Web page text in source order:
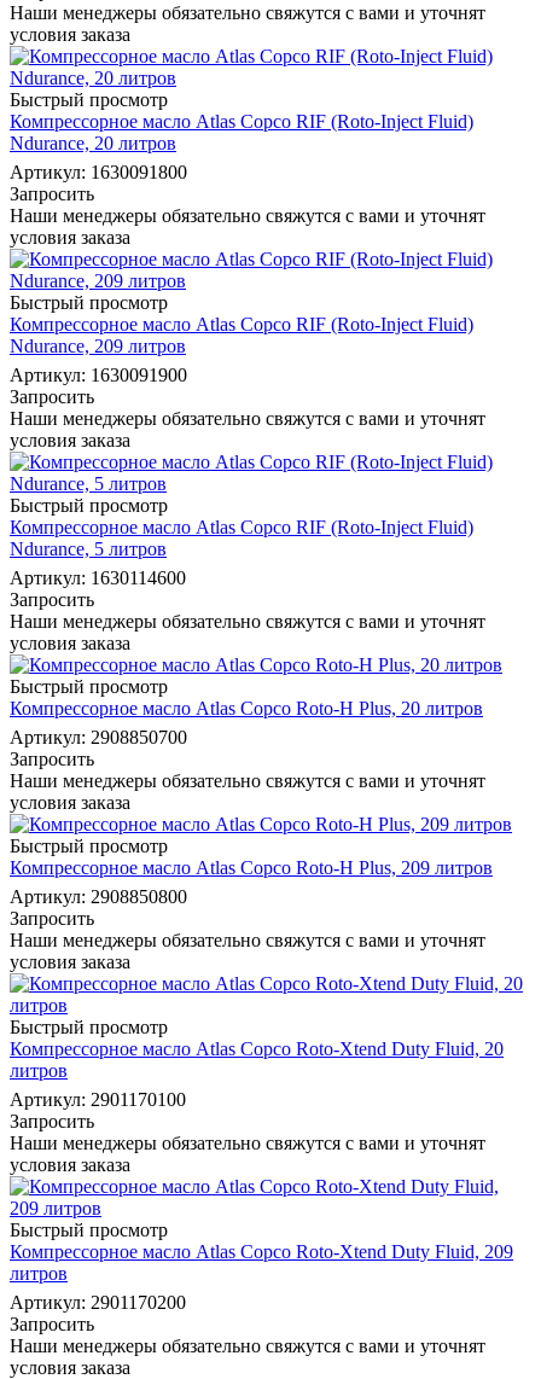
Наши менеджеры обязательно свяжутся с вами и уточнят
условия заказа
Быстрый просмотр
Компрессорное масло Atlas Copco RIF (Roto-Inject Fluid)
Ndurance, 20 литров
Артикул: 1630091800
Запросить
Наши менеджеры обязательно свяжутся с вами и уточнят
условия заказа
Быстрый просмотр
Компрессорное масло Atlas Copco RIF (Roto-Inject Fluid)
Ndurance, 209 литров
Артикул: 1630091900
Запросить
Наши менеджеры обязательно свяжутся с вами и уточнят
условия заказа
Быстрый просмотр
Компрессорное масло Atlas Copco RIF (Roto-Inject Fluid)
Ndurance, 5 литров
Артикул: 1630114600
Запросить
Наши менеджеры обязательно свяжутся с вами и уточнят
условия заказа
Быстрый просмотр
Компрессорное масло Atlas Copco Roto-H Plus, 20 литров
Артикул: 2908850700
Запросить
Наши менеджеры обязательно свяжутся с вами и уточнят
условия заказа
Быстрый просмотр
Компрессорное масло Atlas Copco Roto-H Plus, 209 литров
Артикул: 2908850800
Запросить
Наши менеджеры обязательно свяжутся с вами и уточнят
условия заказа
Быстрый просмотр
Компрессорное масло Atlas Copco Roto-Xtend Duty Fluid, 20
литров
Артикул: 2901170100
Запросить
Наши менеджеры обязательно свяжутся с вами и уточнят
условия заказа
Быстрый просмотр
Компрессорное масло Atlas Copco Roto-Xtend Duty Fluid, 209
литров
Артикул: 2901170200
Запросить
Наши менеджеры обязательно свяжутся с вами и уточнят
условия заказа